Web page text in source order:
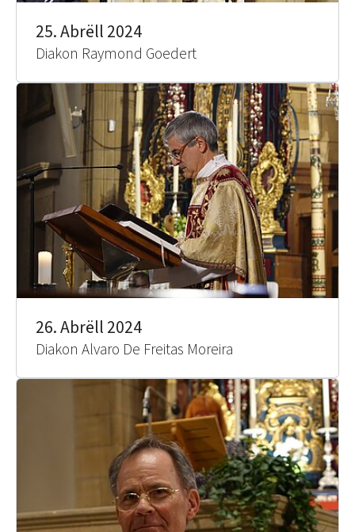
25. Abrëll 2024
Diakon Raymond Goedert
26. Abrëll 2024
Diakon Alvaro De Freitas Moreira